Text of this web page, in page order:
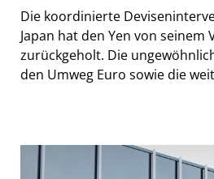
Die koordinierte
Japan hat den Yen von seinem
zurückgeholt. Die
den Umweg Euro sowie die